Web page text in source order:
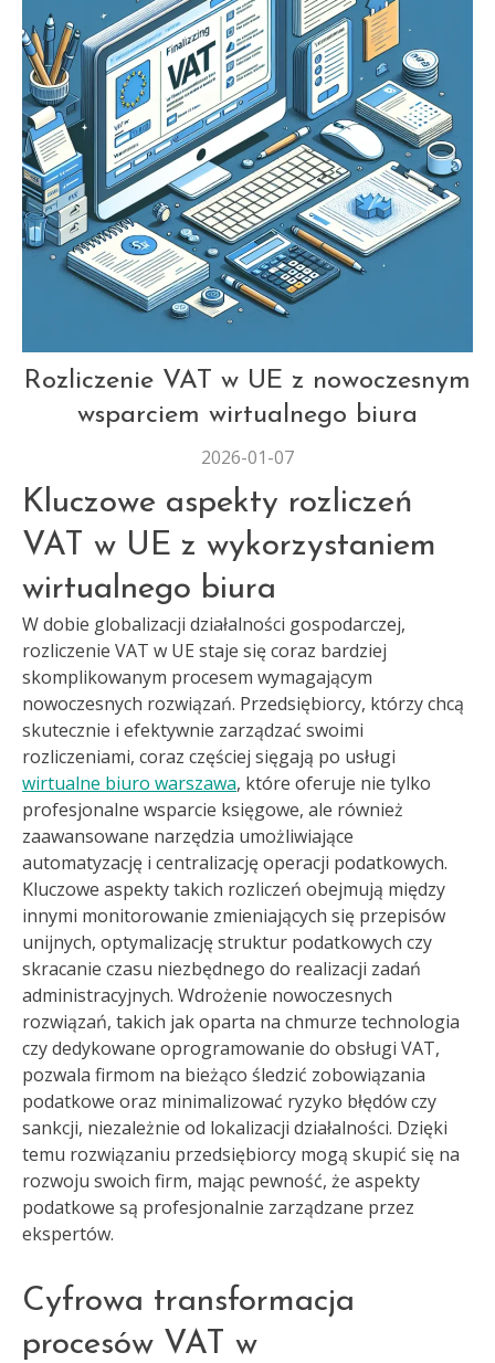
Rozliczenie VAT w UE z nowoczesnym
wsparciem wirtualnego biura
2026-01-07
Kluczowe aspekty rozliczeń
VAT w UE z wykorzystaniem
wirtualnego biura
W dobie globalizacji działalności gospodarczej,
rozliczenie VAT w UE staje się coraz bardziej
skomplikowanym procesem wymagającym
nowoczesnych rozwiązań. Przedsiębiorcy, którzy chcą
skutecznie i efektywnie zarządzać swoimi
rozliczeniami, coraz częściej sięgają po usługi
wirtualne biuro warszawa, które oferuje nie tylko
profesjonalne wsparcie księgowe, ale również
zaawansowane narzędzia umożliwiające
automatyzację i centralizację operacji podatkowych.
Kluczowe aspekty takich rozliczeń obejmują między
innymi monitorowanie zmieniających się przepisów
unijnych, optymalizację struktur podatkowych czy
skracanie czasu niezbędnego do realizacji zadań
administracyjnych. Wdrożenie nowoczesnych
rozwiązań, takich jak oparta na chmurze technologia
czy dedykowane oprogramowanie do obsługi VAT,
pozwala firmom na bieżąco śledzić zobowiązania
podatkowe oraz minimalizować ryzyko błędów czy
sankcji, niezależnie od lokalizacji działalności. Dzięki
temu rozwiązaniu przedsiębiorcy mogą skupić się na
rozwoju swoich firm, mając pewność, że aspekty
podatkowe są profesjonalnie zarządzane przez
ekspertów.
Cyfrowa transformacja
procesów VAT w